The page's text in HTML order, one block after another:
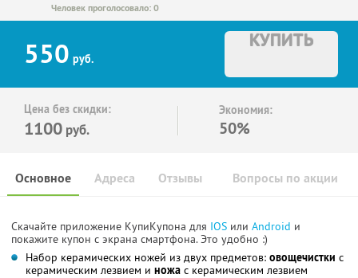
Человек проголосовало: 0
550 руб.
КУПИТЬ
Цена без скидки:
1100 руб.
Экономия:
50%
Основное Отзывы Вопросы по акции
Адреса
Скачайте приложение КупиКупона для IOS или Android и
покажите купон с экрана смартфона. Это удобно :)
Набор керамических ножей из двух предметов: овощечистки с
керамическим лезвием и ножа с керамическим лезвием